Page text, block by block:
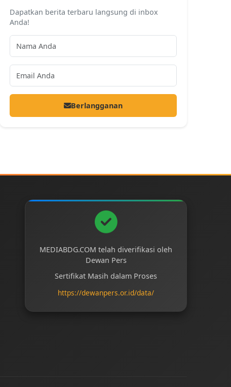
Dapatkan berita terbaru langsung di inbox
Anda!
Berlangganan
MEDIABDG.COM telah diverifikasi oleh
Dewan Pers
Sertifikat Masih dalam Proses
https://dewanpers.or.id/data/